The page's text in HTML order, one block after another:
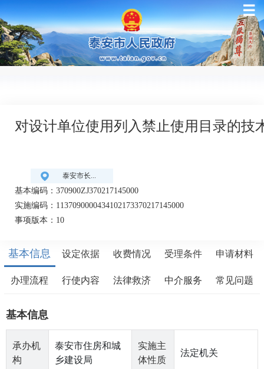
☰
对设计单位使用列入禁止使用目录的技
泰安市长...
基本编码：370900ZJ370217145000
实施编码：1137090000434102173370217145000
事项版本：10
基本信息 设定依据 收费情况 受理条件 申请材料
办理流程 行使内容 法律救济 中介服务 常见问题
基本信息
承办机
构
泰安市住房和城
乡建设局
实施主
体性质
法定机关